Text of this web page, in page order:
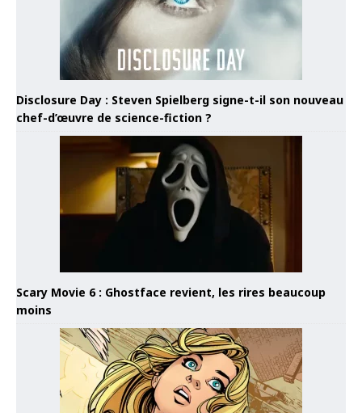
Disclosure Day : Steven Spielberg signe-t-il son nouveau
chef-d’œuvre de science-fiction ?
Scary Movie 6 : Ghostface revient, les rires beaucoup
moins